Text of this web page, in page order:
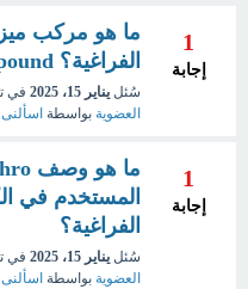
1
إجابة
ما هو مركب
الفراغية؟ Meso Compound
سُئل يناير 15، 2025 في
العضوية بواسطة
1
إجابة
المستخدم في
الفراغية؟
سُئل يناير 15، 2025 في
العضوية بواسطة